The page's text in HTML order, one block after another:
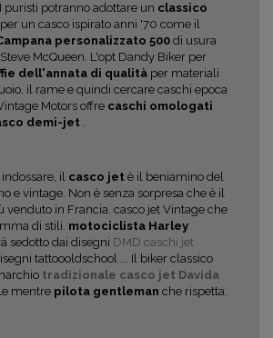
puristi potranno adottare un classico
un casco ispirato anni '70 come il
personalizzato 500 di usura
McQueen. L'opt Dandy Biker per
dell'annata di qualità per materiali
il rame e quindi cercare caschi epoca
Motors offre caschi omologati
demi-jet .
il casco jet è il beniamino del
e vintage. Non è senza sorpresa che è il
venduto in Francia. casco jet Vintage che
di stili. motociclista Harley
sedotto dai disegni DMD caschi jet
tattoooldschool ... Il biker classico
tradizionale casco jet Davida
mentre pilota gentleman che rispetta.